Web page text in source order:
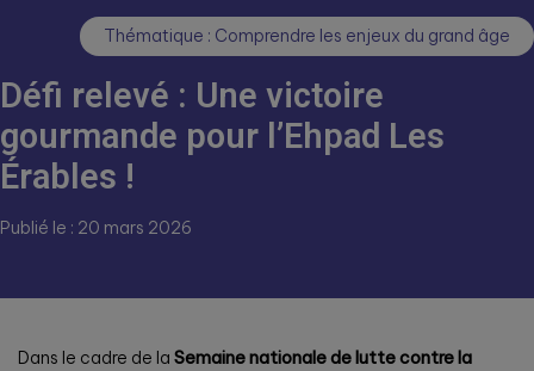
Thématique : Comprendre les enjeux du grand âge
Défi relevé : Une victoire
gourmande pour l’Ehpad Les
Érables !
Publié le : 20 mars 2026
Dans le cadre de la Semaine nationale de lutte contre la